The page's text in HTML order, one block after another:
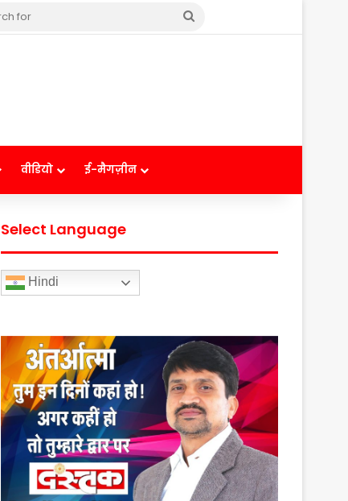
Search
वीडियो ई-मैगज़ीन
Select Language
Hindi